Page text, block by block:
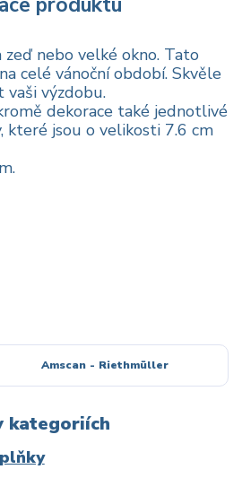
zeď nebo velké okno. Tato
celé vánoční období. Skvěle
vaši výzdobu.
dekorace také jednotlivé
které jsou o velikosti 7.6 cm
Amscan - Riethmüller
kategoriích